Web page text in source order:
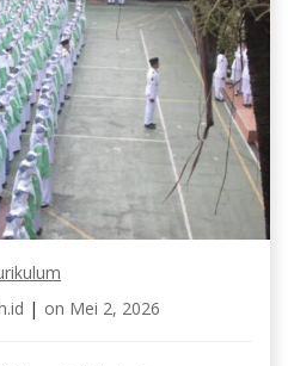
| on Mei 2, 2026